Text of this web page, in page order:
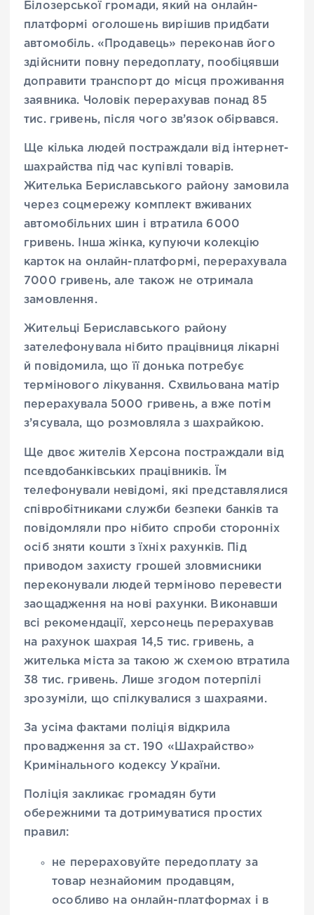
Білозерської громади, який на онлайн-
платформі оголошень вирішив придбати
автомобіль. «Продавець» переконав його
здійснити повну передоплату, пообіцявши
доправити транспорт до місця проживання
заявника. Чоловік перерахував понад 85
тис. гривень, після чого зв’язок обірвався.
Ще кілька людей постраждали від інтернет-
шахрайства під час купівлі товарів.
Жителька Бериславського району замовила
через соцмережу комплект вживаних
автомобільних шин і втратила 6000
гривень. Інша жінка, купуючи колекцію
карток на онлайн-платформі, перерахувала
7000 гривень, але також не отримала
замовлення.
Жительці Бериславського району
зателефонувала нібито працівниця лікарні
й повідомила, що її донька потребує
термінового лікування. Схвильована матір
перерахувала 5000 гривень, а вже потім
з’ясувала, що розмовляла з шахрайкою.
Ще двоє жителів Херсона постраждали від
псевдобанківських працівників. Їм
телефонували невідомі, які представлялися
співробітниками служби безпеки банків та
повідомляли про нібито спроби сторонніх
осіб зняти кошти з їхніх рахунків. Під
приводом захисту грошей зловмисники
переконували людей терміново перевести
заощадження на нові рахунки. Виконавши
всі рекомендації, херсонець перерахував
на рахунок шахрая 14,5 тис. гривень, а
жителька міста за такою ж схемою втратила
38 тис. гривень. Лише згодом потерпілі
зрозуміли, що спілкувалися з шахраями.
За усіма фактами поліція відкрила
провадження за ст. 190 «Шахрайство»
Кримінального кодексу України.
Поліція закликає громадян бути
обережними та дотримуватися простих
правил:
не перераховуйте передоплату за
товар незнайомим продавцям,
особливо на онлайн-платформах і в